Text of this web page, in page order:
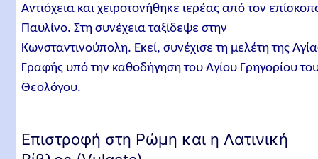
Αντιόχεια και χειροτονήθηκε ιερέας από τον
Παυλίνο. Στη συνέχεια ταξίδεψε στην
Κωνσταντινούπολη. Εκεί, συνέχισε τη μελέτη της
Γραφής υπό την καθοδήγηση του Αγίου Γρηγορίου
Θεολόγου.
Επιστροφή στη Ρώμη και η Λατινική